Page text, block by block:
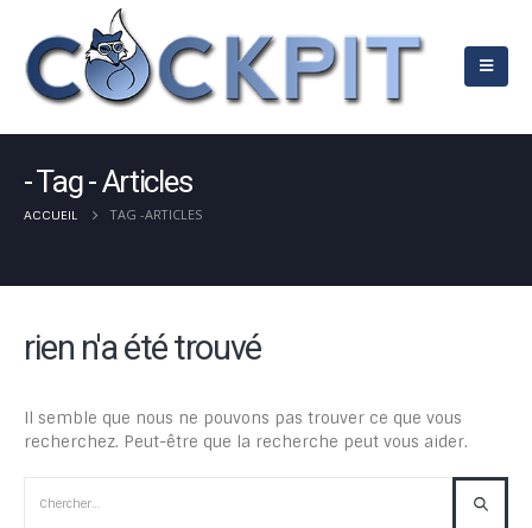
Tag - Articles
ACCUEIL TAG -ARTICLES
rien n'a été trouvé
Il semble que nous ne pouvons pas trouver ce que vous
recherchez. Peut-être que la recherche peut vous aider.